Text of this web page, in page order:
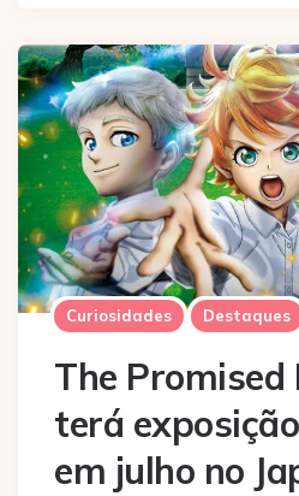
Curiosidades Destaques
The Promised
terá
em julho no